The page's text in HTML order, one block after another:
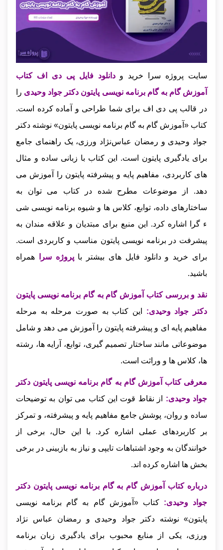
سایت پروژه سرا خرید و دانلود فایل پی دی اف کتاب
آموزش گام به گام برنامه نویسی پایتون دکتر جواد وحیدی را
در قالب پی دی اف برای شما طراحی و آماده کرده است.
کتاب «آموزش گام‌ به‌ گام برنامه‌ نویسی پایتون» نوشته دکتر
جواد وحیدی و رمضان عباس‌نژاد ورزی، یک راهنمای جامع
برای یادگیری پایتون است. این کتاب با زبانی ساده و مثال‌
های کاربردی، مفاهیم پایه و پیشرفته پایتون را آموزش می‌
دهد. از موضوعات مطرح‌ شده در کتاب می‌ توان به
ساختارهای داده، توابع، کلاس‌ ها و شیوه برنامه‌ نویسی شی
ء گرا اشاره کرد. این منبع برای مبتدیان و علاقه‌ مندان به
پیشرفت در برنامه‌ نویسی پایتون مناسب و کاربردی است.
برای خرید و دانلود فایل های بیشتر باپروژه سرا
همراه
باشید.
نقد و بررسی کتاب آموزش گام به گام برنامه نویسی پایتون
دکتر جواد وحیدی:
این کتاب به صورت مرحله‌ به‌ مرحله
مفاهیم پایه‌ ای و پیشرفته پایتون را آموزش می‌ دهد و شامل
موضوعاتی مانند ساختار تصمیم‌ گیری، توابع، آرایه‌ ها، رشته‌
ها، کلاس‌ ها و وراثت است.
معرفی کتاب آموزش گام به گام برنامه نویسی پایتون دکتر
جواد وحیدی:
از نقاط قوت این کتاب می‌ توان به توضیحات
ساده و روان، پوشش جامع مفاهیم پایه و پیشرفته، و تمرکز
بر کاربردهای عملی اشاره کرد. با این حال، برخی از
خوانندگان به وجود اشتباهات تایپی و نیاز به بازبینی در برخی
بخش‌ ها اشاره کرده‌ اند.
درباره کتاب آموزش گام به گام برنامه نویسی پایتون دکتر
جواد وحیدی:
کتاب «آموزش گام‌ به‌ گام برنامه‌ نویسی
پایتون» نوشته دکتر جواد وحیدی و رمضان عباس‌ نژاد
ورزی، یکی از منابع محبوب برای یادگیری زبان برنامه‌